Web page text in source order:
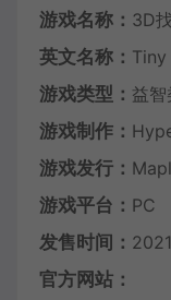
游戏名称： 3D
英文名称：
游戏类型： 益
游戏制作：
游戏发行：
游戏平台： PC
发售时间：
官方网站：